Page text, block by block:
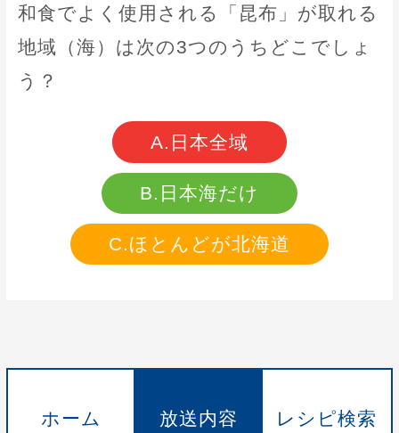
和食でよく使用される「昆布」が取れる
地域（海）は次の3つのうちどこでしょ
う？
A.日本全域
B.日本海だけ
C.ほとんどが北海道
ホーム 放送内容 レシピ検索